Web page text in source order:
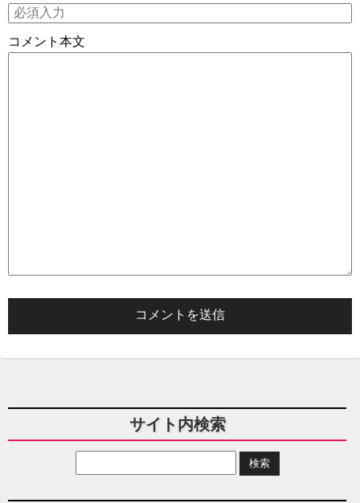
コメント本文
サイト内検索